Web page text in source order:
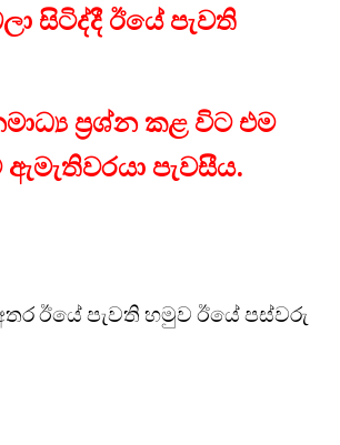
සිටිද්දී ඊයේ පැවති
ප්‍රශ්න කළ විට එම
පැවසීය.
ඊයේ පැවති හමුව ඊයේ පස්වරු